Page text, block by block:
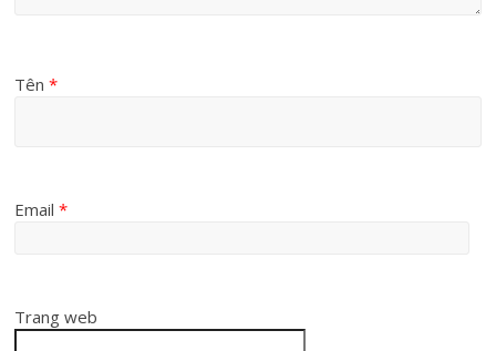
Tên*
Email*
Trang web